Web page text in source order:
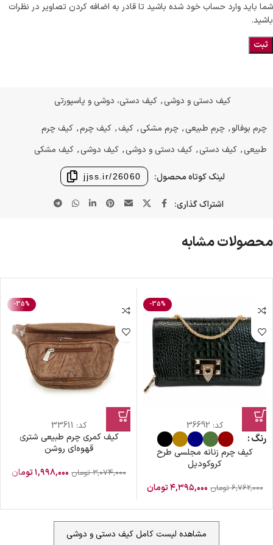
شما باید وارد حساب خود شده باشید تا قادر به اضافه کردن تصاویر در نظرات
باشید.
کیف دستی و دوشی, کیف دستی، دوشی و پاسپورتی
چرم بوفالو, چرم طبیعی, چرم مشکی, کیف, کیف چرم, کیف چرم
طبیعی, کیف دستی, کیف دستی و دوشی, کیف دوشی, کیف مشکی
لینک کوتاه محصول: jjss.ir/26060
اشتراک گذاری:
محصولات مشابه
-35%
کد: 36692
رنگ
کیف چرم زنانه مجلسی طرح
کروکودیل
۶,۷۶۲,۰۰۰ تومان ۴,۳۹۵,۰۰۰تومان
-35%
کد: 33611
کیف کمری چرم طبیعی شتری
قهوه‌ای روشن
۳,۰۷۴,۰۰۰ تومان ۱,۹۹۸,۰۰۰تومان
مشاهده لیست کامل کیف دستی و دوشی